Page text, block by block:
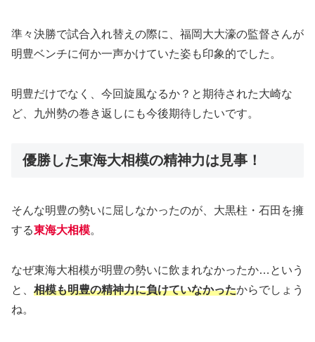
準々決勝で試合入れ替えの際に、福岡大大濠の監督さんが
明豊ベンチに何か一声かけていた姿も印象的でした。
明豊だけでなく、今回旋風なるか？と期待された大崎な
ど、九州勢の巻き返しにも今後期待したいです。
優勝した東海大相模の精神力は見事！
そんな明豊の勢いに屈しなかったのが、大黒柱・石田を擁
する東海大相模。
なぜ東海大相模が明豊の勢いに飲まれなかったか…という
と、 相模も明豊の精神力に負けていなかったからでしょう
ね。